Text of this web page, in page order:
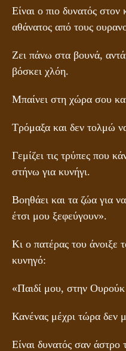
Είναι ο πιο δυνατός στον
αθάνατος από τους
Ζει πάνω στα βουνά,
βόσκει χλόη.
Μπαίνει στη χώρα σου
Τρόμαξα και δεν τολμώ
Γεμίζει τις τρύπες που
στήνω για κυνήγι.
Βοηθάει και τα ζώα για
έτσι μου ξεφεύγουν».
Κι ο πατέρας του άνοιξε
κυνηγό:
«Παιδί μου, στην Ουρούκ
Κανένας μέχρι τώρα δεν
Είναι δυνατός σαν άστρο